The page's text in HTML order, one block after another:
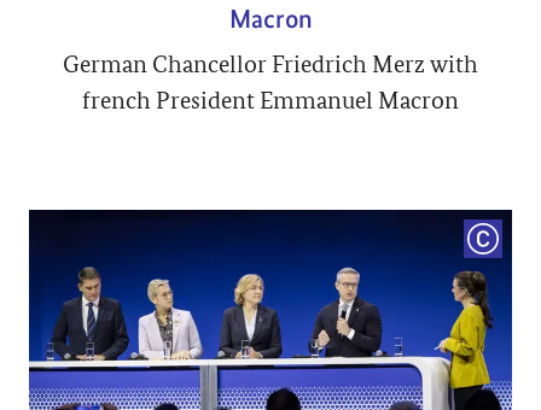
Macron
German Chancellor Friedrich Merz with
french President Emmanuel Macron